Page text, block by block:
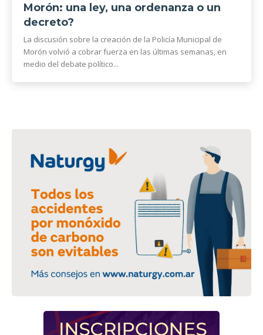
Morón: una ley, una ordenanza o un
decreto?
La discusión sobre la creación de la Policía Municipal de
Morón volvió a cobrar fuerza en las últimas semanas, en
medio del debate político...